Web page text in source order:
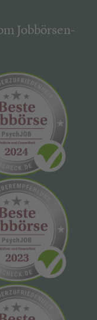
Jobbörsen-